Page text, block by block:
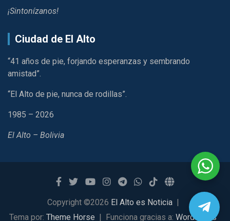
¡Sintonízanos!
Ciudad de El Alto
“41 años de pie, forjando esperanzas y sembrando
amistad”.
“El Alto de pie, nunca de rodillas”.
1985 – 2026
El Alto – Bolivia
Copyright ©2026 El Alto es Noticia
Tema por: Theme Horse Funciona gracias a: WordPress